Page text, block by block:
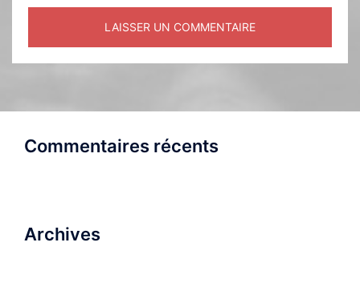
Commentaires récents
Archives